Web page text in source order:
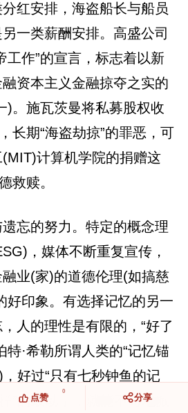
红安排，海盗船长与船员
一类薪酬安排。高盛公司
工作”的宣言，标志着以新
资本主义金融掠夺之实的
)。施瓦茨曼将私募股权收
长期“海盗劫掠”的罪恶，可
计算机学院的捐赠这
救赎。
忘的努力。特定的概念理
，媒体不断重复宣传，
业(家)的道德伦理(如搞慈
好印象。有选择记忆的另一
人的理性是有限的，“好了
特·希勒所谓人类的“记忆锚
好过“只有七秒钟鱼的记
”的鼓动下，就能不时地掀
0
点赞 分享